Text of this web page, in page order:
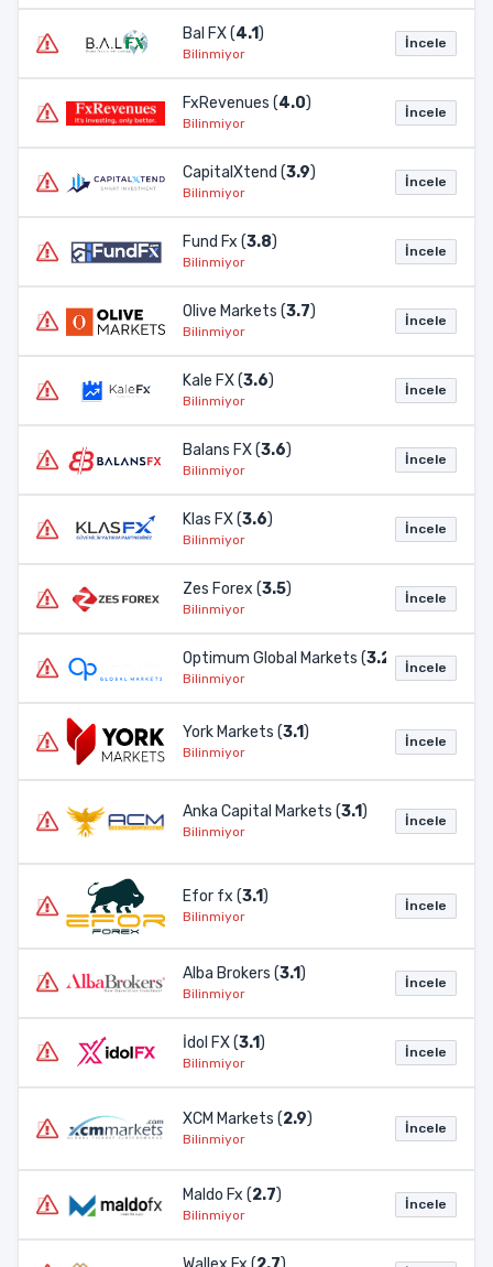
Bal FX (4.1)
Bilinmiyor
İncele
FxRevenues (4.0)
Bilinmiyor
İncele
CapitalXtend (3.9)
Bilinmiyor
İncele
Fund Fx (3.8)
Bilinmiyor
İncele
Olive Markets (3.7)
Bilinmiyor
İncele
Kale FX (3.6)
Bilinmiyor
İncele
Balans FX (3.6)
Bilinmiyor
İncele
Klas FX (3.6)
Bilinmiyor
İncele
Zes Forex (3.5)
Bilinmiyor
İncele
Optimum Global Markets (3.2 )
Bilinmiyor
İncele
York Markets (3.1)
Bilinmiyor
İncele
Anka Capital Markets (3.1)
Bilinmiyor
İncele
Efor fx (3.1)
Bilinmiyor
İncele
Alba Brokers (3.1)
Bilinmiyor
İncele
İdol FX (3.1)
Bilinmiyor
İncele
XCM Markets (2.9)
Bilinmiyor
İncele
Maldo Fx (2.7)
Bilinmiyor
İncele